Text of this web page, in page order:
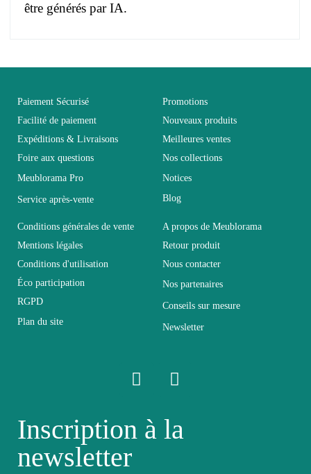
être générés par IA.
Age Adulte
Collection FLY
Coloris Blanc
Dimensions 160x150x40
Electrique Electrique
Non Empilable
Fixe Fixe
Garantie
Vous devez vous connecter pour laisser un avis
Paiement Sécurisé
Facilité de paiement
Expéditions & Livraisons
Foire aux questions
Meublorama Pro
Service après-vente
Promotions
Nouveaux produits
Meilleures ventes
Nos collections
Notices
Blog
Conditions générales de vente
Mentions légales
Conditions d'utilisation
Éco participation
RGPD
Plan du site
A propos de Meublorama
Retour produit
Nous contacter
Nos partenaires
Conseils sur mesure
Newsletter
Inscription à la
newsletter